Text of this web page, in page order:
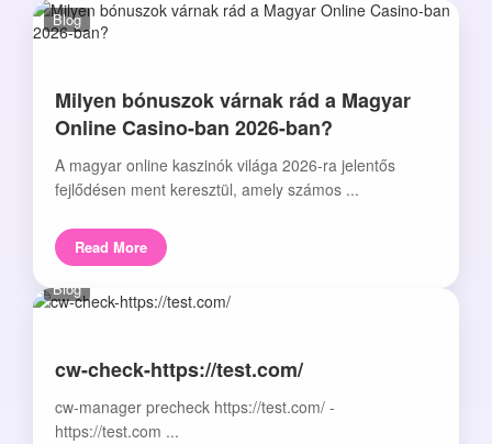
Blog
Milyen bónuszok várnak rád a Magyar
Online Casino-ban 2026-ban?
A magyar online kaszinók világa 2026-ra jelentős
fejlődésen ment keresztül, amely számos ...
Read More
Blog
cw-check-https://test.com/
cw-manager precheck https://test.com/ -
https://test.com ...